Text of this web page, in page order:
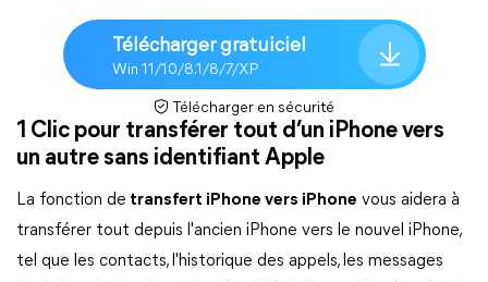
Télécharger gratuiciel
Win 11/10/8.1/8/7/XP
Télécharger en sécurité
1 Clic pour transférer tout d’un iPhone vers
un autre sans identifiant Apple
La fonction de transfert iPhone vers iPhone vous aidera à
transférer tout depuis l'ancien iPhone vers le nouvel iPhone,
tel que les contacts, l'historique des appels, les messages